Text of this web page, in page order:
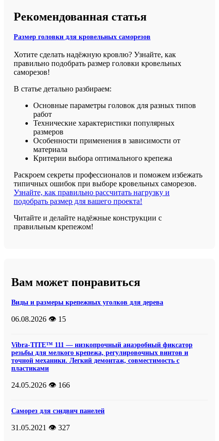
Рекомендованная статья
Размер головки для кровельных саморезов
Хотите сделать надёжную кровлю? Узнайте, как
правильно подобрать размер головки кровельных
саморезов!
В статье детально разбираем:
Основные параметры головок для разных типов
работ
Технические характеристики популярных
размеров
Особенности применения в зависимости от
материала
Критерии выбора оптимального крепежа
Раскроем секреты профессионалов и поможем избежать
типичных ошибок при выборе кровельных саморезов.
Узнайте, как правильно рассчитать нагрузку и
подобрать размер для вашего проекта!
Читайте и делайте надёжные конструкции с
правильным крепежом!
Вам может понравиться
Виды и размеры крепежных уголков для дерева
06.08.2026 👁️ 15
Vibra-TITE™ 111 — низкопрочный анаэробный фиксатор
резьбы для мелкого крепежа, регулировочных винтов и
точной механики. Легкий демонтаж, совместимость с
пластиками
24.05.2026 👁️ 166
Саморез для сэндвич панелей
31.05.2021 👁️ 327